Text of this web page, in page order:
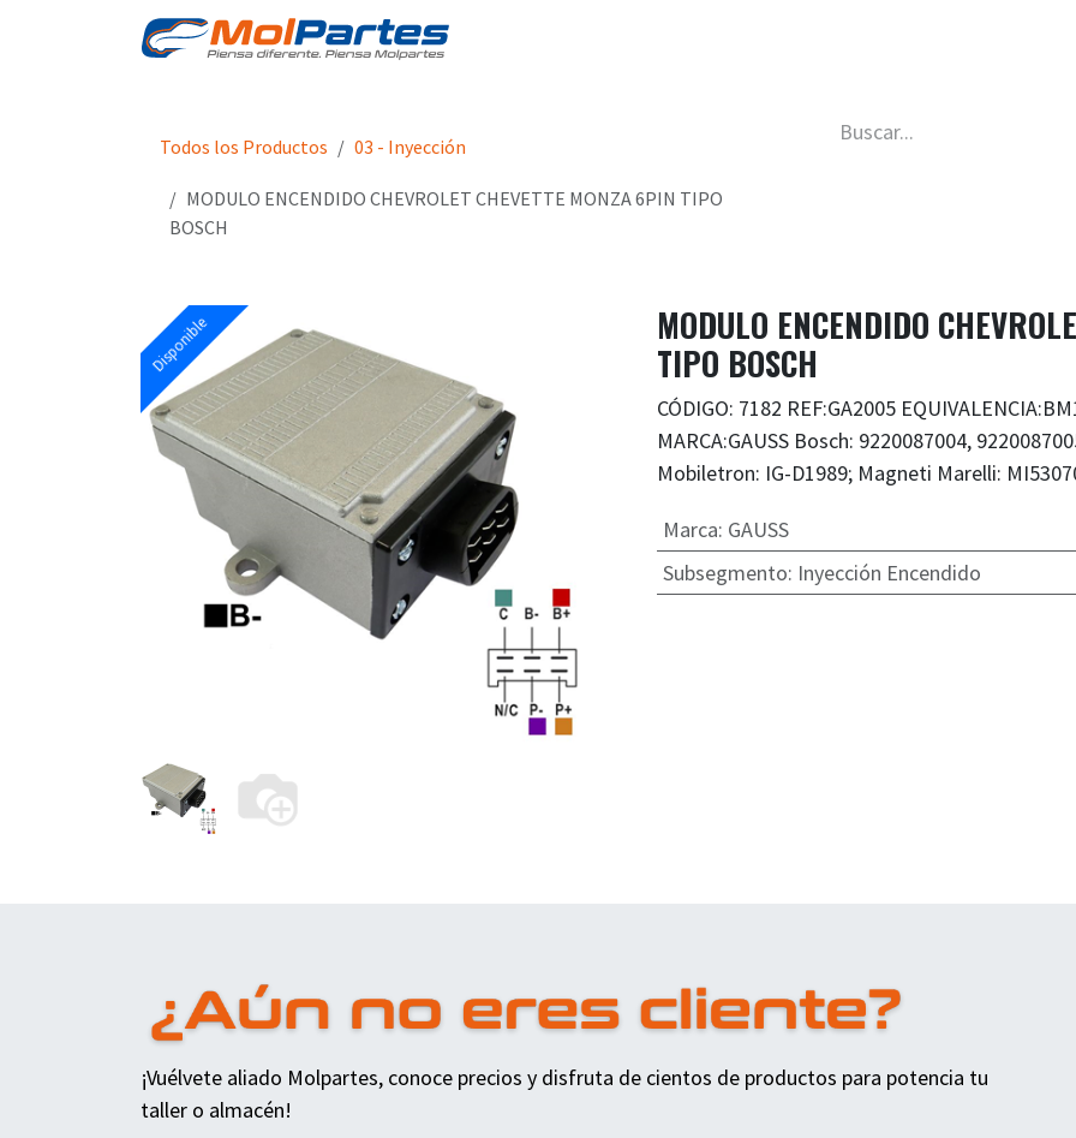
Todos los Productos 03 - Inyección
MODULO ENCENDIDO CHEVROLET CHEVETTE MONZA 6PIN TIPO
BOSCH
Disponible
Disponible
MODULO ENCENDIDO
TIPO BOSCH
CÓDIGO: 7182 REF:GA2005
MARCA:GAUSS Bosch: 9220087004,
Mobiletron: IG-D1989; Magneti Marelli:
Marca: GAUSS
Subsegmento: Inyección Encendido
¡Vuélvete aliado Molpartes, conoce precios y disfruta de cientos de productos para potencia tu
taller o almacén!